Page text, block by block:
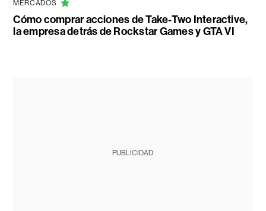
MERCADOS
Cómo comprar acciones de Take-Two Interactive,
la empresa detrás de Rockstar Games y GTA VI
PUBLICIDAD